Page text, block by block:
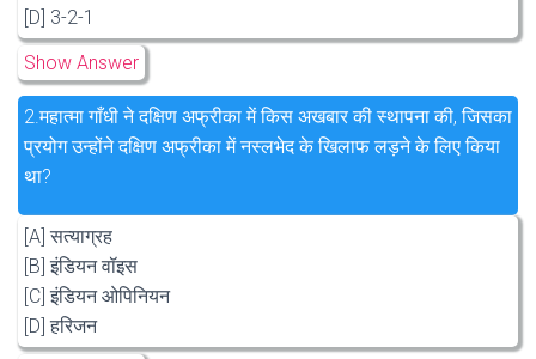
[D] 3-2-1
Show Answer
2.महात्मा गाँधी ने दक्षिण अफ्रीका में किस अखबार की स्थापना की, जिसका
प्रयोग उन्होंने दक्षिण अफ्रीका में नस्लभेद के खिलाफ लड़ने के लिए किया
था?
[A] सत्याग्रह
[B] इंडियन वॉइस
[C] इंडियन ओपिनियन
[D] हरिजन